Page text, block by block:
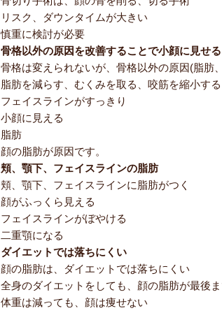
リスク、ダウンタイムが大きい
慎重に検討が必要
骨格以外の原因を改善することで小顔に見せ
骨格は変えられないが、骨格以外の原因(脂肪
脂肪を減らす、むくみを取る、咬筋を縮小す
フェイスラインがすっきり
小顔に見える
脂肪
顔の脂肪が原因です。
頬、顎下、フェイスラインの脂肪
頬、顎下、フェイスラインに脂肪がつく
顔がふっくら見える
フェイスラインがぼやける
二重顎になる
ダイエットでは落ちにくい
顔の脂肪は、ダイエットでは落ちにくい
全身のダイエットをしても、顔の脂肪が最後
体重は減っても、顔は痩せない